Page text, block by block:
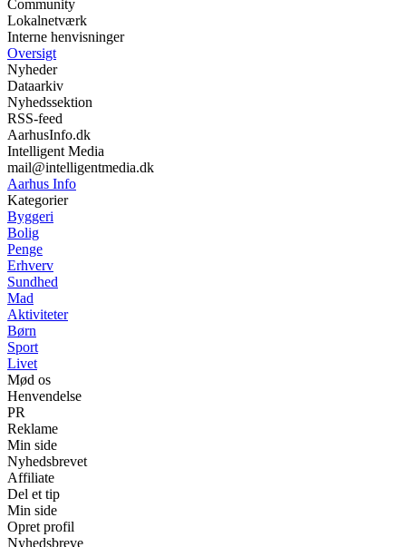
Community
Lokalnetværk
Interne henvisninger
Oversigt
Nyheder
Dataarkiv
Nyhedssektion
RSS-feed
AarhusInfo.dk
Intelligent Media
mail@intelligentmedia.dk
Aarhus Info
Kategorier
Byggeri
Bolig
Penge
Erhverv
Sundhed
Mad
Aktiviteter
Børn
Sport
Livet
Mød os
Henvendelse
PR
Reklame
Min side
Nyhedsbrevet
Affiliate
Del et tip
Min side
Opret profil
Nyhedsbreve